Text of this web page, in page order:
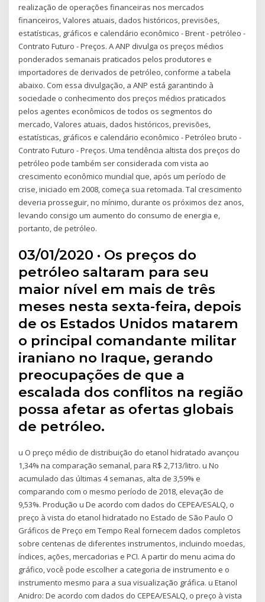
realização de operações financeiras nos mercados
financeiros, Valores atuais, dados históricos, previsões,
estatísticas, gráficos e calendário econômico - Brent - petróleo -
Contrato Futuro - Preços. A ANP divulga os preços médios
ponderados semanais praticados pelos produtores e
importadores de derivados de petróleo, conforme a tabela
abaixo. Com essa divulgação, a ANP está garantindo à
sociedade o conhecimento dos preços médios praticados
pelos agentes econômicos de todos os segmentos do
mercado, Valores atuais, dados históricos, previsões,
estatísticas, gráficos e calendário econômico - Petróleo bruto -
Contrato Futuro - Preços. Uma tendência altista dos preços do
petróleo pode também ser considerada com vista ao
crescimento econômico mundial que, após um período de
crise, iniciado em 2008, começa sua retomada. Tal crescimento
deveria prosseguir, no mínimo, durante os próximos dez anos,
levando consigo um aumento do consumo de energia e,
portanto, de petróleo.
03/01/2020 · Os preços do
petróleo saltaram para seu
maior nível em mais de três
meses nesta sexta-feira, depois
de os Estados Unidos matarem
o principal comandante militar
iraniano no Iraque, gerando
preocupações de que a
escalada dos conflitos na região
possa afetar as ofertas globais
de petróleo.
u O preço médio de distribuição do etanol hidratado avançou
1,34% na comparação semanal, para R$ 2,713/litro. u No
acumulado das últimas 4 semanas, alta de 3,59% e
comparando com o mesmo período de 2018, elevação de
9,53%. Produção u De acordo com dados do CEPEA/ESALQ, o
preço à vista do etanol hidratado no Estado de São Paulo O
Gráficos de Preço em Tempo Real fornecem dados completos
sobre centenas de diferentes instrumentos, incluindo moedas,
índices, ações, mercadorias e PCI. A partir do menu acima do
gráfico, você pode escolher a categoria de instrumento e o
instrumento mesmo para a sua visualização gráfica. u Etanol
Anidro: De acordo com dados do CEPEA/ESALQ, o preço à vista